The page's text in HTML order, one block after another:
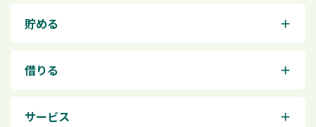
貯める ＋
借りる ＋
サービス ＋